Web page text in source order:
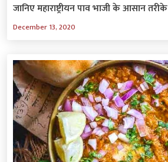
जानिए महाराष्ट्रीयन पाव भाजी के आसान तरीके
December 13, 2020